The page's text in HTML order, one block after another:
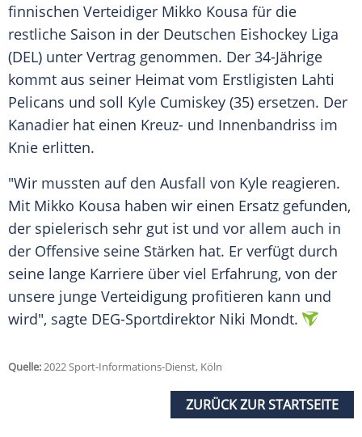
finnischen Verteidiger Mikko Kousa für die
restliche Saison in der Deutschen Eishockey Liga
(DEL) unter Vertrag genommen. Der 34-Jährige
kommt aus seiner Heimat vom Erstligisten Lahti
Pelicans und soll Kyle Cumiskey (35) ersetzen. Der
Kanadier hat einen Kreuz- und Innenbandriss im
Knie erlitten.
"Wir mussten auf den Ausfall von Kyle reagieren.
Mit Mikko Kousa haben wir einen Ersatz gefunden,
der spielerisch sehr gut ist und vor allem auch in
der Offensive seine Stärken hat. Er verfügt durch
seine lange Karriere über viel Erfahrung, von der
unsere junge Verteidigung profitieren kann und
wird", sagte DEG-Sportdirektor Niki Mondt.
Quelle:2022 Sport-Informations-Dienst, Köln
ZURÜCK ZUR STARTSEITE